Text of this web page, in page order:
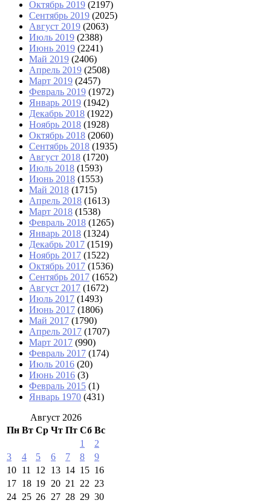
Октябрь 2019 (2197)
Сентябрь 2019 (2025)
Август 2019 (2063)
Июль 2019 (2388)
Июнь 2019 (2241)
Май 2019 (2406)
Апрель 2019 (2508)
Март 2019 (2457)
Февраль 2019 (1972)
Январь 2019 (1942)
Декабрь 2018 (1922)
Ноябрь 2018 (1928)
Октябрь 2018 (2060)
Сентябрь 2018 (1935)
Август 2018 (1720)
Июль 2018 (1593)
Июнь 2018 (1553)
Май 2018 (1715)
Апрель 2018 (1613)
Март 2018 (1538)
Февраль 2018 (1265)
Январь 2018 (1324)
Декабрь 2017 (1519)
Ноябрь 2017 (1522)
Октябрь 2017 (1536)
Сентябрь 2017 (1652)
Август 2017 (1672)
Июль 2017 (1493)
Июнь 2017 (1806)
Май 2017 (1790)
Апрель 2017 (1707)
Март 2017 (990)
Февраль 2017 (174)
Июль 2016 (20)
Июнь 2016 (3)
Февраль 2015 (1)
Январь 1970 (431)
Август 2026
Пн Вт Ср Чт Пт Сб Вс
1
2
3
4 5 6 7 8
9
10 11 12 13 14 15 16
17 18 19 20 21 22 23
24 25 26 27 28 29 30